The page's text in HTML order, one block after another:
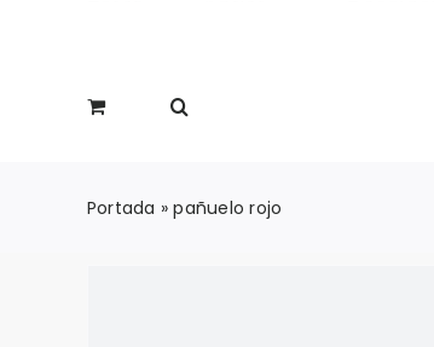
Portada »pañuelo rojo